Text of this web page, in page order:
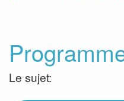
Le sujet: